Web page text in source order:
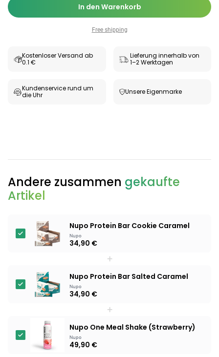
Testzentrum
Products
Shampoo für
juckende, trockene
Schuppenflechte
neigende Kopfhaut
12,28 € 16,37 €
– Zäpfchen zur
pH-Wert-
Stabilisierung
12,89 €
ARZNEIMITTEL & GESUNDHEIT
In den Warenkorb
Free shipping
Kostenloser Versand ab
0.1 €
Lieferung innerhalb von
1–2 Werktagen
Kundenservice rund um
die Uhr
Unsere Eigenmarke
Andere zusammen gekaufte
Artikel
Nupo Protein Bar Cookie Caramel
Nupo
34,90 €
+
Nupo Protein Bar Salted Caramel
Nupo
34,90 €
+
Nupo One Meal Shake (Strawberry)
Nupo
49,90 €